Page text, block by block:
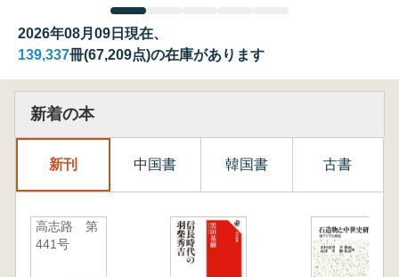
2026年08月09日現在、
139,337冊(67,209点)の在庫があります
新着の本
新刊 中国書 韓国書 古書
高志路 第
441号